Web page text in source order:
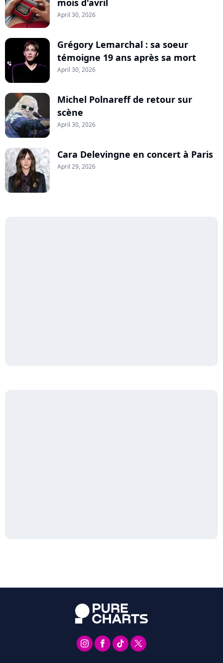
mois d'avril
April 30, 2026
Grégory Lemarchal : sa soeur
témoigne 19 ans après sa mort
April 30, 2026
Michel Polnareff de retour sur
scène
April 30, 2026
Cara Delevingne en concert à Paris
April 29, 2026